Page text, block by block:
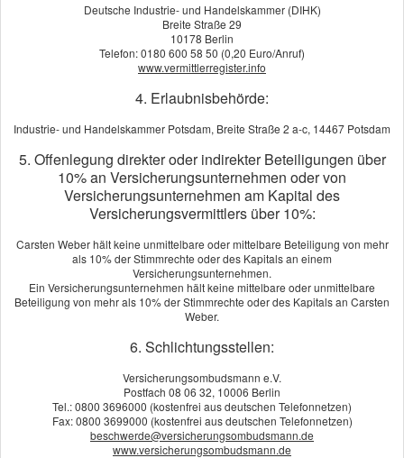
Motorrad
Deutsche Industrie- und Handelskammer (DIHK)
Breite Straße 29
10178 Berlin
Telefon: 0180 600 58 50 (0,20 Euro/Anruf)
www.vermittlerregister.info
4. Erlaubnisbehörde:
Industrie- und Handelskammer Potsdam, Breite Straße 2 a-c, 14467 Potsdam
5. Offenlegung direkter oder indirekter Beteiligungen über
10% an Versicherungsunternehmen oder von
Versicherungsunternehmen am Kapital des
Versicherungsvermittlers über 10%:
Carsten Weber hält keine unmittelbare oder mittelbare Beteiligung von mehr
als 10% der Stimmrechte oder des Kapitals an einem
Versicherungsunternehmen.
Ein Versicherungsunternehmen hält keine mittelbare oder unmittelbare
Beteiligung von mehr als 10% der Stimmrechte oder des Kapitals an Carsten
Weber.
6. Schlichtungsstellen:
Versicherungsombudsmann e.V.
Postfach 08 06 32, 10006 Berlin
Tel.: 0800 3696000 (kostenfrei aus deutschen Telefonnetzen)
Fax: 0800 3699000 (kostenfrei aus deutschen Telefonnetzen)
beschwerde@versicherungsombudsmann.de
www.versicherungsombudsmann.de